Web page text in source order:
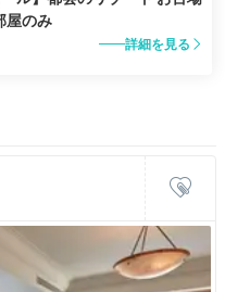
屋のみ
詳細を見る